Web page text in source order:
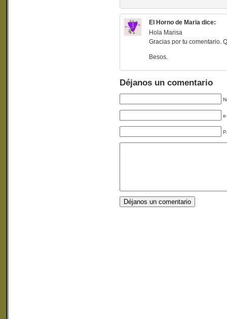
El Horno de Maria dice:
Hola Marisa
Gracias por tu comentario.
Besos.
Déjanos un comentario